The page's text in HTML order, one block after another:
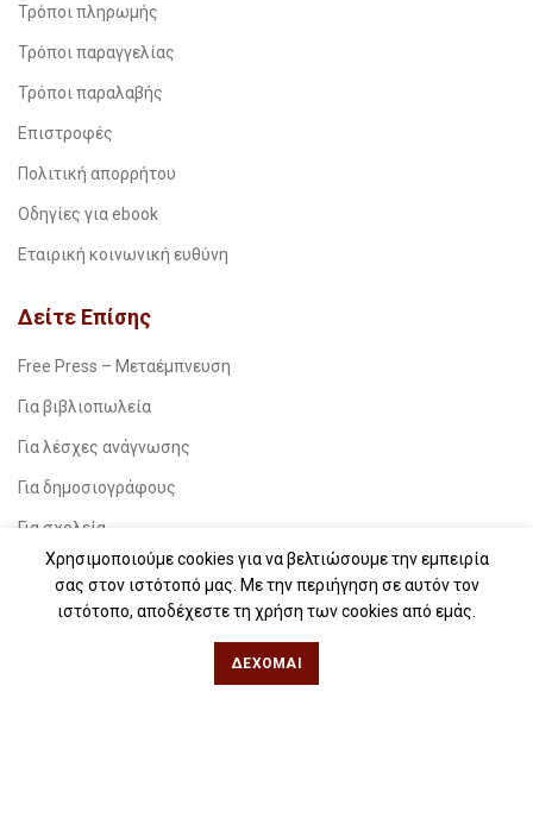
Τρόποι πληρωμής
Τρόποι παραγγελίας
Τρόποι παραλαβής
Επιστροφές
Πολιτική απορρήτου
Οδηγίες για ebook
Εταιρική κοινωνική ευθύνη
Δείτε Επίσης
Free Press – Μεταέμπνευση
Για βιβλιοπωλεία
Για λέσχες ανάγνωσης
Για δημοσιογράφους
Για σχολεία
Για βιβλιοφιλικές ομάδες
Χρησιμοποιούμε cookies για να βελτιώσουμε την εμπειρία
σας στον ιστότοπό μας. Με την περιήγηση σε αυτόν τον
ιστότοπο, αποδέχεστε τη χρήση των cookies από εμάς.
ΔΈΧΟΜΑΙ